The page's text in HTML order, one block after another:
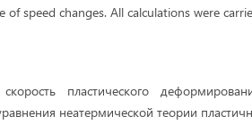
of speed changes. All calculations were
скорость пластического
неатермической теории